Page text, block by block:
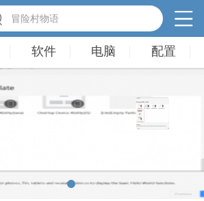
冒险村物语
软件 电脑 配置